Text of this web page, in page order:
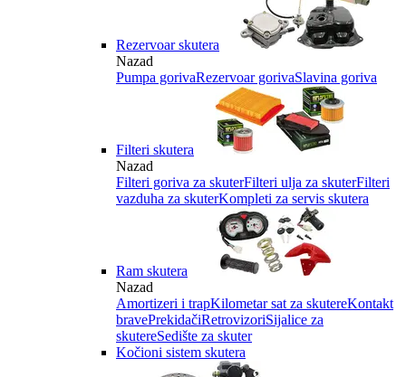
Rezervoar skutera
Nazad
Pumpa gorivaRezervoar gorivaSlavina goriva
Filteri skutera
Nazad
Filteri goriva za skuterFilteri ulja za skuterFilteri
vazduha za skuterKompleti za servis skutera
Ram skutera
Nazad
Amortizeri i trapKilometar sat za skutereKontakt
bravePrekidačiRetrovizoriSijalice za
skutereSedište za skuter
Kočioni sistem skutera